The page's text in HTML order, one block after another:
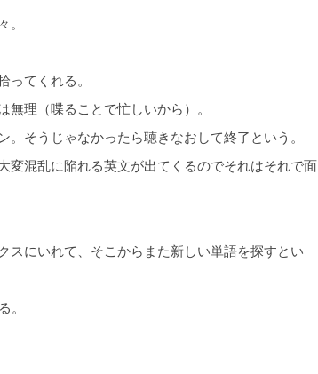
。
ってくれる。
理（喋ることで忙しいから）。
そうじゃなかったら聴きなおして終了という。
変混乱に陥れる英文が出てくるのでそれはそれで面
スにいれて、そこからまた新しい単語を探すとい
。